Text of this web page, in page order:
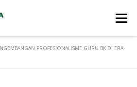
Menu
PROFESIONALISME GURU BK DI ERA